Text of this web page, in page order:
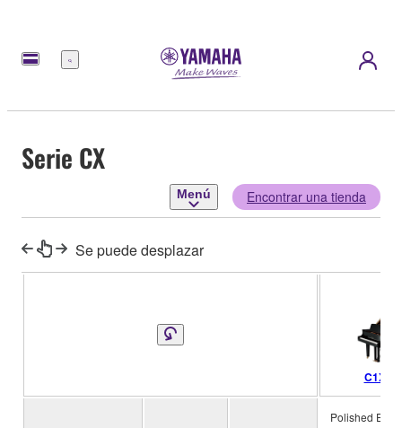
Menú
Serie CX
Menú Encontrar una tienda
Se puede desplazar
C1X
Polished